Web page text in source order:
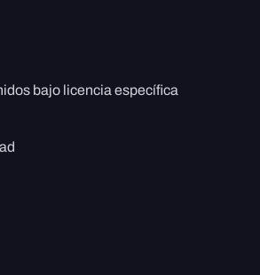
bajo licencia específica